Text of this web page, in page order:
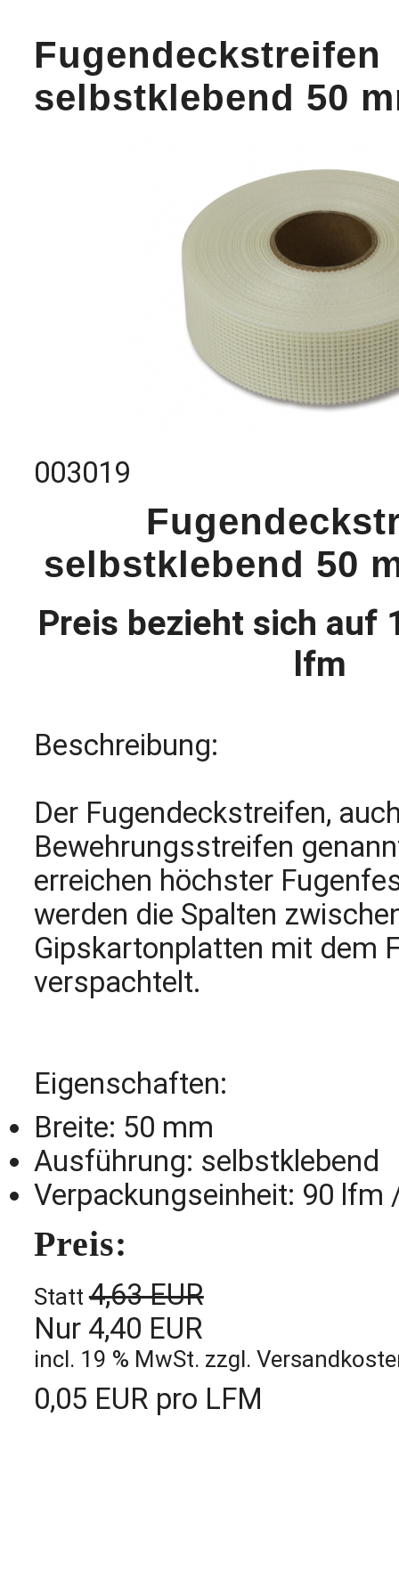
Fugendeckstreifen
selbstklebend 50
003019
selbstklebend 50
Preis bezieht sich auf
lfm
Beschreibung:
Der Fugendeckstreifen,
Bewehrungsstreifen
erreichen höchster
werden die Spalten
Gipskartonplatten mit dem
verspachtelt.
Eigenschaften:
Breite: 50 mm
Ausführung: selbstklebend
Verpackungseinheit: 90 lfm
Preis:
Statt4,63 EUR
Nur 4,40 EUR
incl. 19 % MwSt. zzgl.
0,05 EUR pro LFM